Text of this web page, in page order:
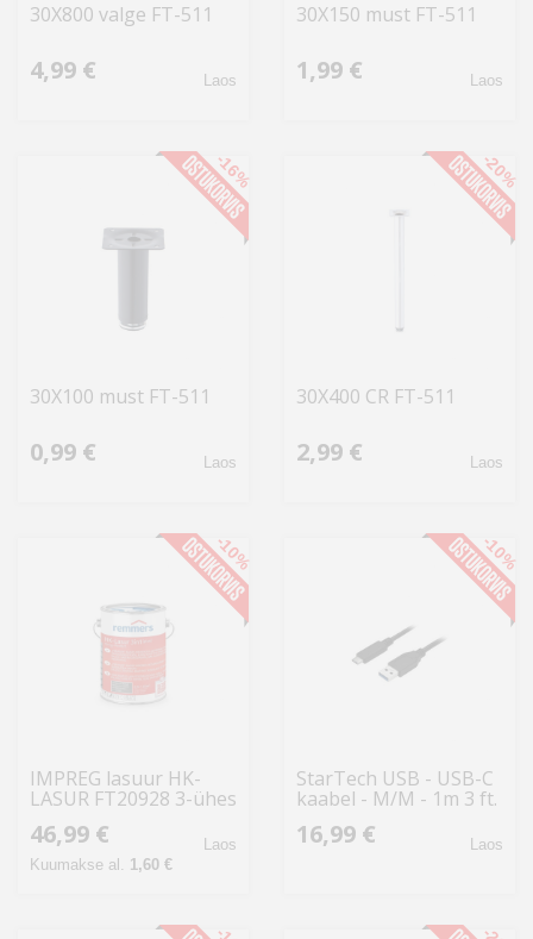
30X800 valge FT-511
4,99 € Laos
30X150 must FT-511
1,99 € Laos
30X100 must FT-511
0,99 € Laos
-16%
30X400 CR FT-511
2,99 € Laos
-20%
IMPREG lasuur HK-
LASUR FT20928 3-ühes
46,99 €
Kuumakse al. 1,60 €
Laos
-10%
StarTech USB - USB-C
kaabel - M/M - 1m 3 ft.
16,99 € Laos
-10%